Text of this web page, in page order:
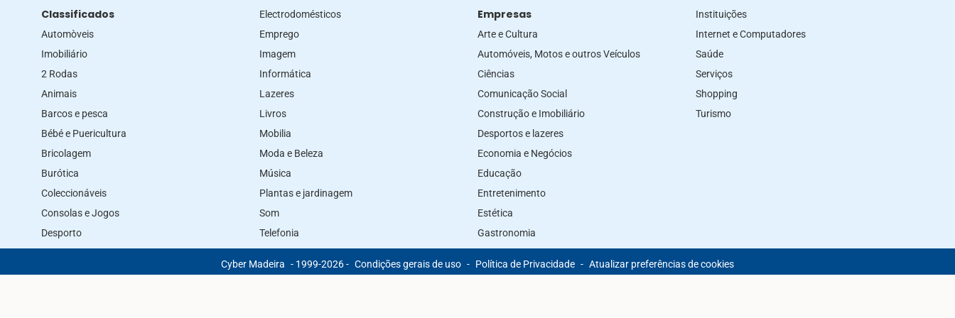
Classificados
Automòveis
Imobiliário
2 Rodas
Animais
Barcos e pesca
Bébé e Puericultura
Bricolagem
Burótica
Coleccionáveis
Consolas e Jogos
Desporto
Electrodomésticos
Emprego
Imagem
Informática
Lazeres
Livros
Mobilia
Moda e Beleza
Música
Plantas e jardinagem
Som
Telefonia
Empresas
Arte e Cultura
Automóveis, Motos e outros Veículos
Ciências
Comunicação Social
Construção e Imobiliário
Desportos e lazeres
Economia e Negócios
Educação
Entretenimento
Estética
Gastronomia
Instituições
Internet e Computadores
Saúde
Serviços
Shopping
Turismo
Cyber Madeira - 1999-2026 - Condições gerais de uso - Política de Privacidade - Atualizar preferências de cookies